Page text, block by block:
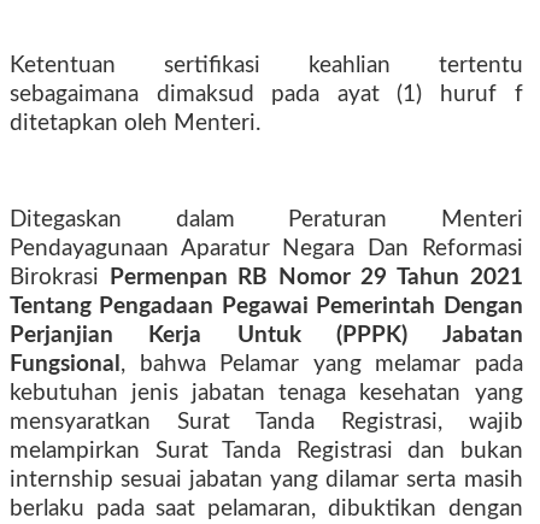
Ketentuan sertifikasi keahlian tertentu
sebagaimana dimaksud pada ayat (1) huruf f
ditetapkan oleh Menteri.
Ditegaskan dalam Peraturan Menteri
Pendayagunaan Aparatur Negara Dan Reformasi
Birokrasi
Permenpan RB Nomor 29 Tahun 2021
Tentang Pengadaan Pegawai Pemerintah Dengan
Perjanjian Kerja Untuk (PPPK) Jabatan
Fungsional , bahwa Pelamar yang melamar pada
kebutuhan jenis jabatan tenaga kesehatan yang
mensyaratkan Surat Tanda Registrasi, wajib
melampirkan Surat Tanda Registrasi dan bukan
internship sesuai jabatan yang dilamar serta masih
berlaku pada saat pelamaran, dibuktikan dengan